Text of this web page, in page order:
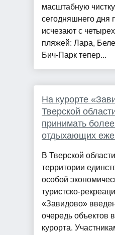
масштабную
сегодняшнего дня
исчезают с
пляжей: Лара,
Бич-Парк тепер...
На курорте
Тверской
принимать
отдыхающих
В Тверской
территории
особой
туристско-
«Завидово»
очередь объектов
курорта.